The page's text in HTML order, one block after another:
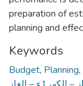
preparation of
planning and
Keywords
Budget, Planning,